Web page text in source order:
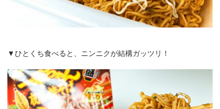
▼ひとくち食べると、ニンニクが結構ガッツリ！